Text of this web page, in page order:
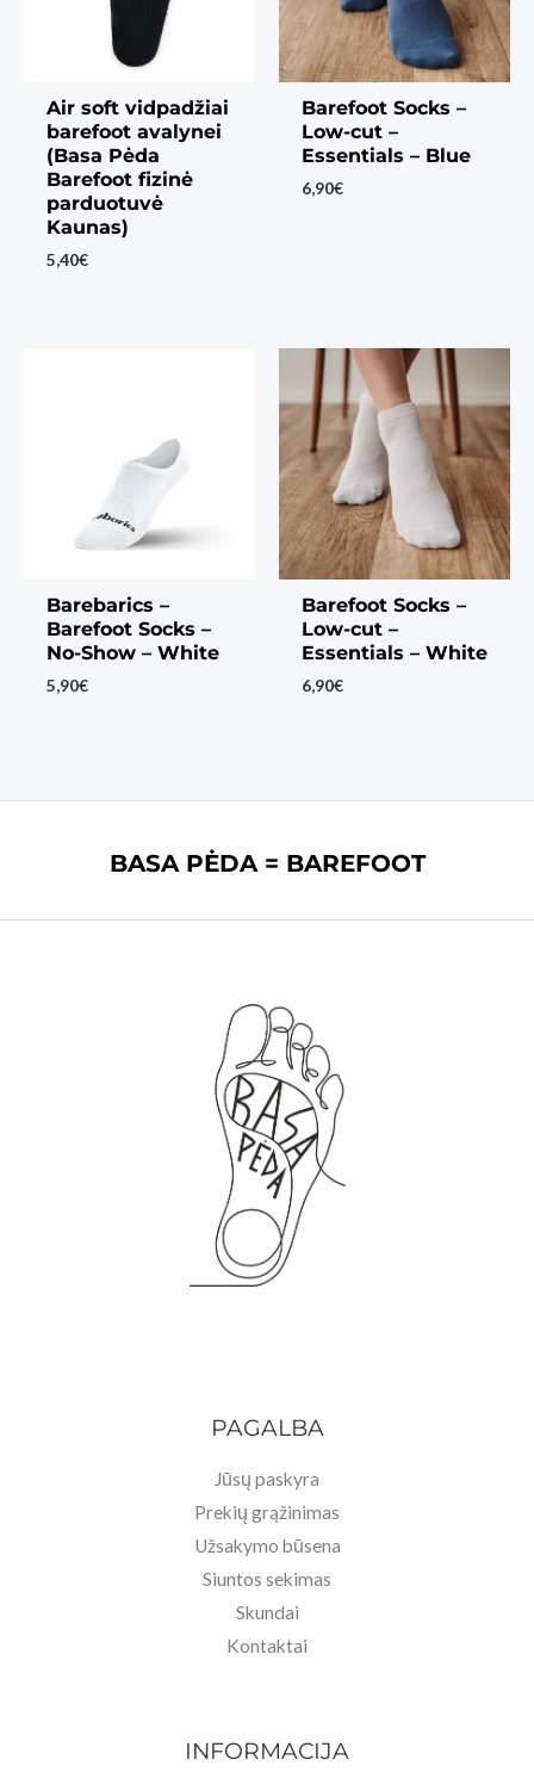
Air soft vidpadžiai
barefoot avalynei
(Basa Pėda
Barefoot fizinė
parduotuvė
Kaunas)
5,40€
Barefoot Socks –
Low-cut –
Essentials – Blue
6,90€
Barebarics –
Barefoot Socks –
No-Show – White
5,90€
Barefoot Socks –
Low-cut –
Essentials – White
6,90€
BASA PĖDA = BAREFOOT
PAGALBA
Jūsų paskyra
Prekių grąžinimas
Užsakymo būsena
Siuntos sekimas
Skundai
Kontaktai
INFORMACIJA